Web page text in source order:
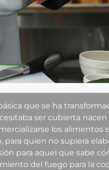
que se ha
ser cubierta nacen
los alimentos
quien no supiera
para aquel que sabe
del fuego para la